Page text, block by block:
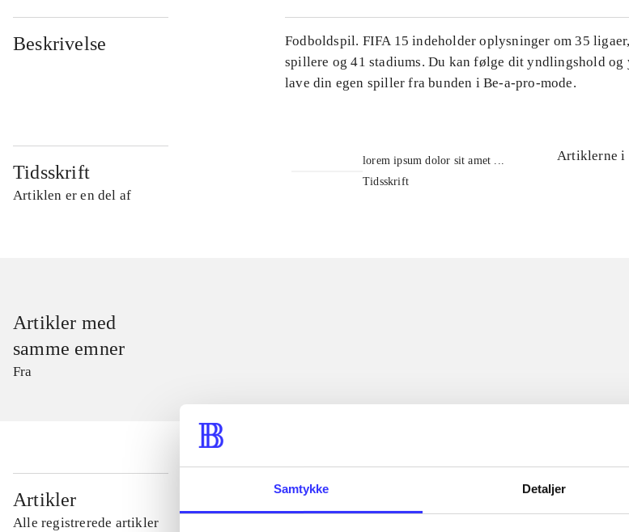
Samtykke Detaljer
Beskrivelse
Fodboldspil. FIFA 15 indeholder oplysninger om 35
spillere og 41 stadiums. Du kan følge dit yndlingshold
lave din egen spiller fra bunden i Be-a-pro-mode.
Tidsskrift
Artiklen er en del af
lorem ipsum dolor sit amet ...
Tidsskrift
Artiklerne i
Artikler med
samme emner
Fra
Artikler
Alle registrerede artikler
...